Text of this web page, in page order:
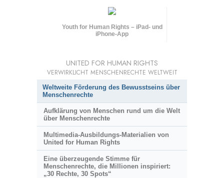
Youth for Human Rights – iPad- und
iPhone-App
UNITED FOR HUMAN RIGHTS
VERWIRKLICHT MENSCHENRECHTE WELTWEIT
Weltweite Förderung des Bewusstseins über
Menschenrechte
Aufklärung von Menschen rund um die Welt
über Menschenrechte
Multimedia-Ausbildungs-Materialien von
United for Human Rights
Eine überzeugende Stimme für
Menschenrechte, die Millionen inspiriert:
„30 Rechte, 30 Spots“